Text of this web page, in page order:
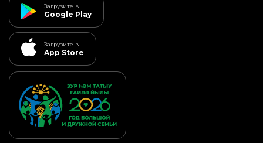
Загрузите в
Google Play
Загрузите в
App Store